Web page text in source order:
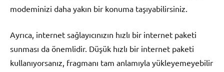
modeminizi daha yakın bir konuma taşıyabilirsiniz.
Ayrıca, internet sağlayıcınızın hızlı bir internet paketi
sunması da önemlidir. Düşük hızlı bir internet paketi
kullanıyorsanız, fragmanı tam anlamıyla yükleyemeyebilir